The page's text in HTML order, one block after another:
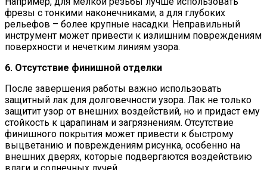
фрезы с тонкими наконечниками, а для глубоких
рельефов – более крупные насадки. Неправильный
инструмент может привести к излишним повреждениям
поверхности и нечетким линиям узора.
6. Отсутствие финишной отделки
После завершения работы важно использовать
защитный лак для долговечности узора. Лак не только
защитит узор от внешних воздействий, но и придаст ему
стойкость к царапинам и загрязнениям. Отсутствие
финишного покрытия может привести к быстрому
выцветанию и повреждениям рисунка, особенно на
внешних дверях, которые подвергаются воздействию